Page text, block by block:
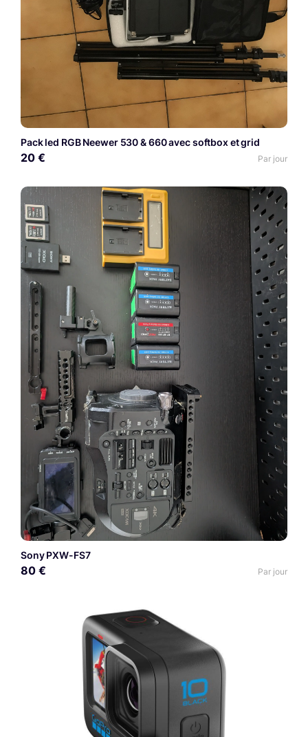
Pack led RGB Neewer 530 & 660 avec softbox et grid
20 € Par jour
Sony PXW-FS7
80 € Par jour